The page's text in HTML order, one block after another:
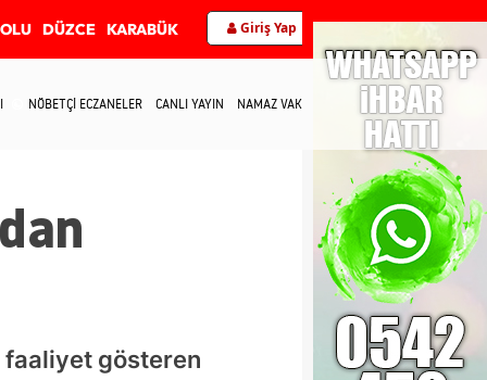
DÜZCE KARABÜK Giriş Yap
NÖBETÇİ ECZANELER CANLI YAYIN NAMAZ VAKİTLERİ İLETİŞİM
faaliyet gösteren